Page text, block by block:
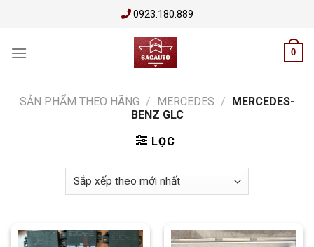
0923.180.889
0
SẢN PHẨM THEO HÃNG / MERCEDES / MERCEDES-
BENZ GLC
LỌC